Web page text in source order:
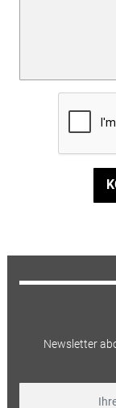
Newsletter